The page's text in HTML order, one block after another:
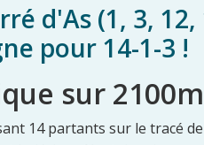
d'As (1, 3, 12,
pour 14-1-3 !
sur 2100m
14 partants sur le tracé de